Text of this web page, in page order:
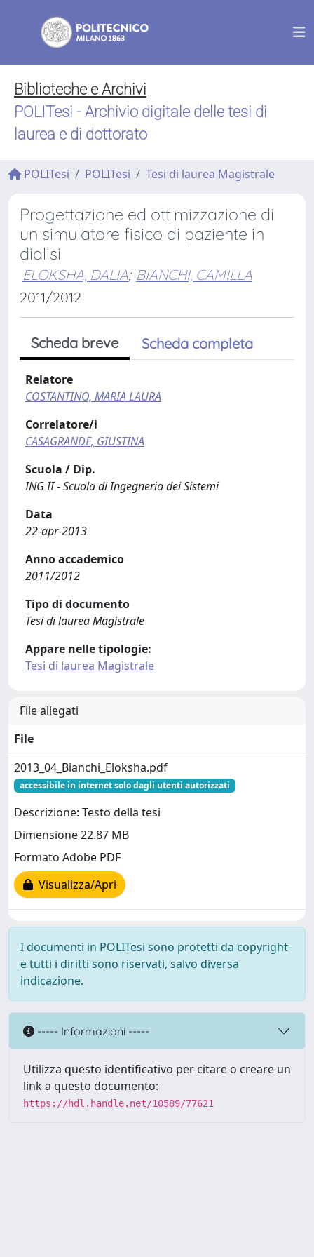
Biblioteche e Archivi
POLITesi - Archivio digitale delle tesi di
laurea e di dottorato
POLITesi POLITesi Tesi di laurea Magistrale
Progettazione ed ottimizzazione di
un simulatore fisico di paziente in
dialisi
ELOKSHA, DALIA; BIANCHI, CAMILLA
2011/2012
Scheda breve Scheda completa
Relatore
COSTANTINO, MARIA LAURA
Correlatore/i
CASAGRANDE, GIUSTINA
Scuola / Dip.
ING II - Scuola di Ingegneria dei Sistemi
Data
22-apr-2013
Anno accademico
2011/2012
Tipo di documento
Tesi di laurea Magistrale
Appare nelle tipologie:
Tesi di laurea Magistrale
File allegati
File
2013_04_Bianchi_Eloksha.pdf
accessibile in internet solo dagli utenti autorizzati
Descrizione: Testo della tesi
Dimensione 22.87 MB
Formato Adobe PDF
Visualizza/Apri
I documenti in POLITesi sono protetti da copyright
e tutti i diritti sono riservati, salvo diversa
indicazione.
----- Informazioni -----
Utilizza questo identificativo per citare o creare un
link a questo documento:
https://hdl.handle.net/10589/77621